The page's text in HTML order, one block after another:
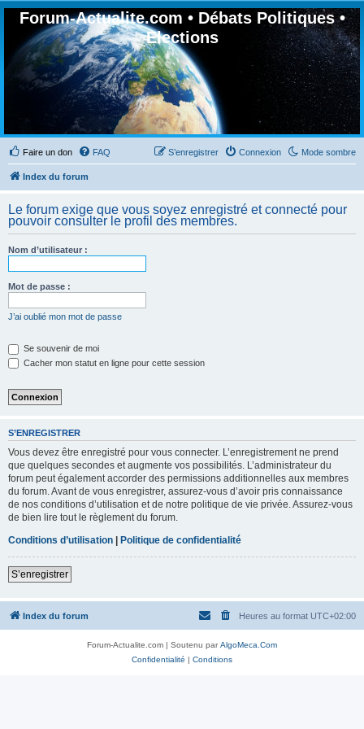
Forum-Actualite.com • Débats Politiques •
Elections
Faire un don Mode sombre
FAQ Connexion
S’enregistrer
Index du forum
Le forum exige que vous soyez enregistré et connecté pour
pouvoir consulter le profil des membres.
Nom d’utilisateur :
Mot de passe :
J’ai oublié mon mot de passe
Se souvenir de moi
Cacher mon statut en ligne pour cette session
S’ENREGISTRER
Vous devez être enregistré pour vous connecter. L’enregistrement ne prend
que quelques secondes et augmente vos possibilités. L’administrateur du
forum peut également accorder des permissions additionnelles aux membres
du forum. Avant de vous enregistrer, assurez-vous d’avoir pris connaissance
de nos conditions d’utilisation et de notre politique de vie privée. Assurez-vous
de bien lire tout le règlement du forum.
Conditions d’utilisation | Politique de confidentialité
S’enregistrer
Index du forum Heures au format UTC+02:00
Forum-Actualite.com | Soutenu parAlgoMeca.Com
Confidentialité | Conditions